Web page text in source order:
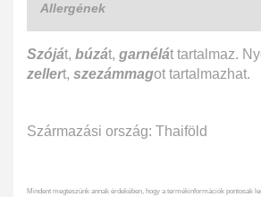
Allergének
Szóját, búzát, garnélát tartalmaz.
zellert, szezámmagot tartalmazhat.
Származási ország: Thaiföld
Mindent megteszünk annak érdekében, hogy a termékinformációk pontosak